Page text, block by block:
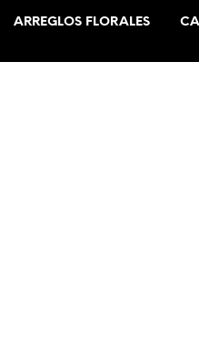
ARREGLOS FLORALES